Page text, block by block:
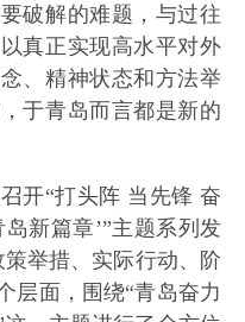
破解的难题，与过往
真正实现高水平对外
、精神状态和方法举
于青岛而言都是新的
开“打头阵 当先锋 奋
新篇章’”主题系列发
举措、实际行动、阶
层面，围绕“青岛奋力